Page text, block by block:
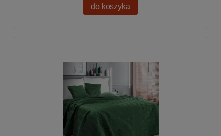
do koszyka